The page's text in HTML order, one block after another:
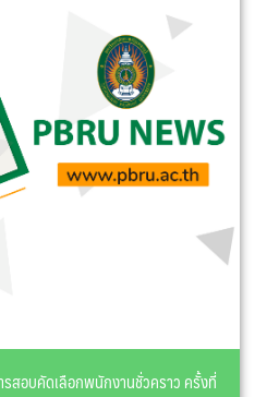
สอบคัดเลือกพนักงานชั่วคราว ครั้งที่